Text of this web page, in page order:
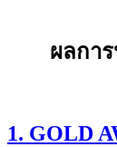
ผลกา
1. GOLD